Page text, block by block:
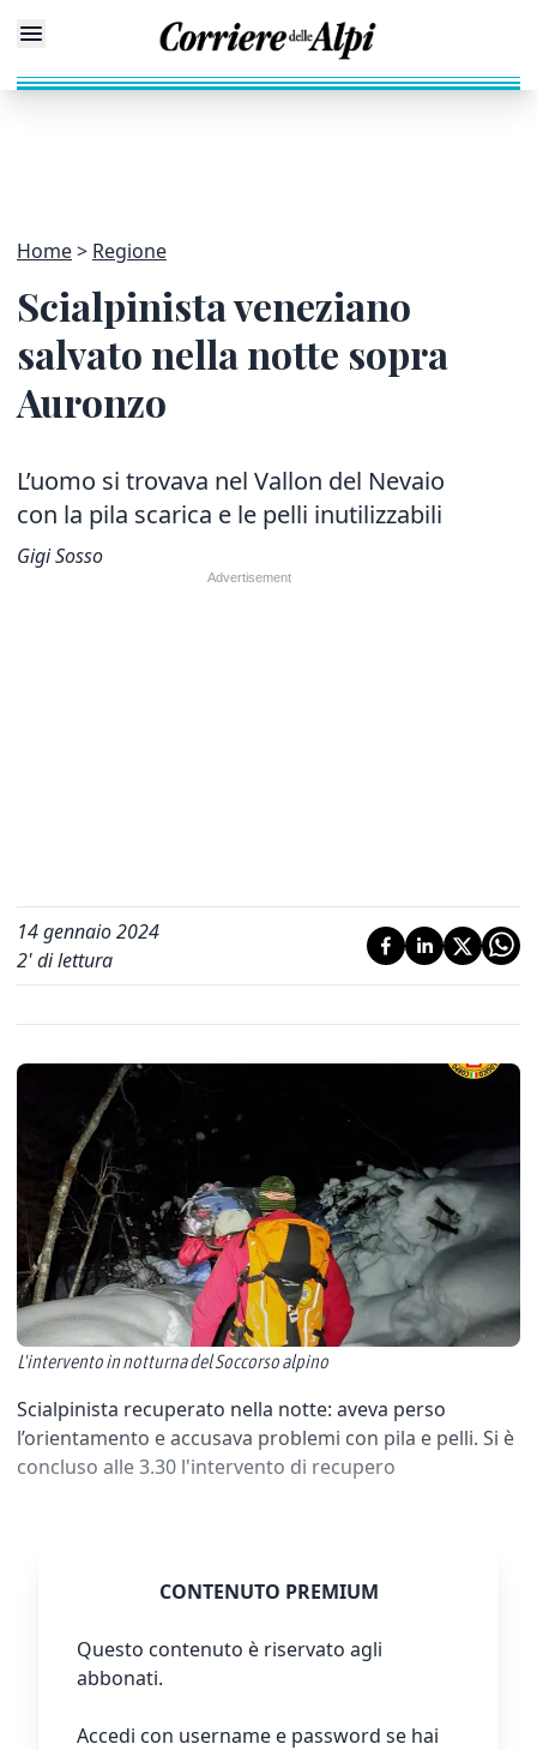
Home Regione
Scialpinista veneziano
salvato nella notte sopra
Auronzo
L’uomo si trovava nel Vallon del Nevaio
con la pila scarica e le pelli inutilizzabili
Gigi Sosso
14 gennaio 2024
2' di lettura
L'intervento in notturna del Soccorso alpino
Scialpinista recuperato nella notte: aveva perso
l’orientamento e accusava problemi con pila e pelli. Si è
concluso alle 3.30 l'intervento di recupero
CONTENUTO PREMIUM
Questo contenuto è riservato agli
abbonati.
Accedi con username e password se hai